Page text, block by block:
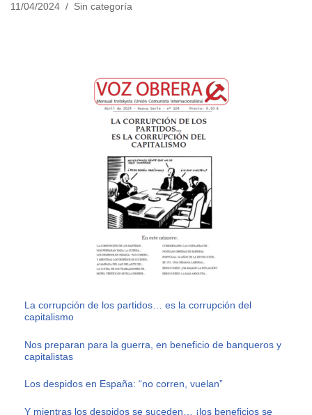
11/04/2024 Sin categoría
La corrupción de los partidos… es la corrupción del
capitalismo
Nos preparan para la guerra, en beneficio de banqueros y
capitalistas
Los despidos en España: “no corren, vuelan”
Y mientras los despidos se suceden… ¡los beneficios se